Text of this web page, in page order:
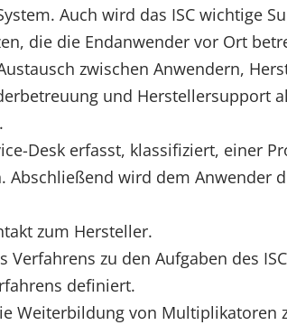
Auch wird das ISC wichtige
die die Endanwender vor Ort
zwischen Anwendern,
und Herstellersupport
Desk erfasst, klassifiziert, einer
Abschließend wird dem Anwender
zum Hersteller.
zu den Aufgaben des
definiert.
Weiterbildung von Multiplikatoren